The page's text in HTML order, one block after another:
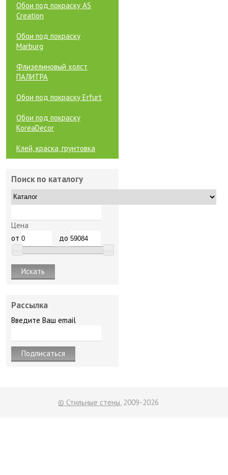
Обои под покраску AS
Creation
Обои под покраску
Marburg
Флизелиновый холст
ПАЛИТРА
Обои под покраску Erfurt
Обои под покраску
KoreaDecor
Клей, краска, грунтовка
Поиск по каталогу
Цена
от
до
Рассылка
Введите Ваш email
© Стильные стены, 2009-2026